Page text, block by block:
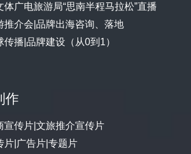
体广电旅游局“思南半程马拉松”直播
推介会|品牌出海咨询、落地
传播|品牌建设（从0到1）
作
宣传片|文旅推介宣传片
片|广告片|专题片